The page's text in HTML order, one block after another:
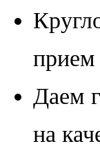
прием
Даем
на